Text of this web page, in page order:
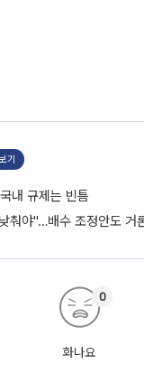
기
내 규제는 빈틈
춰야"…배수 조정안도 거
화나요
0